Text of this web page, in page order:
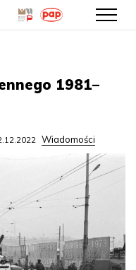
1981–
Wiadomości